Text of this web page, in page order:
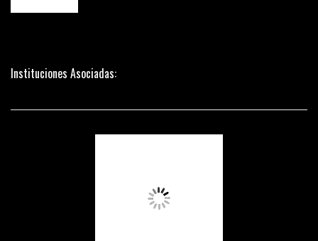
Instituciones Asociadas: